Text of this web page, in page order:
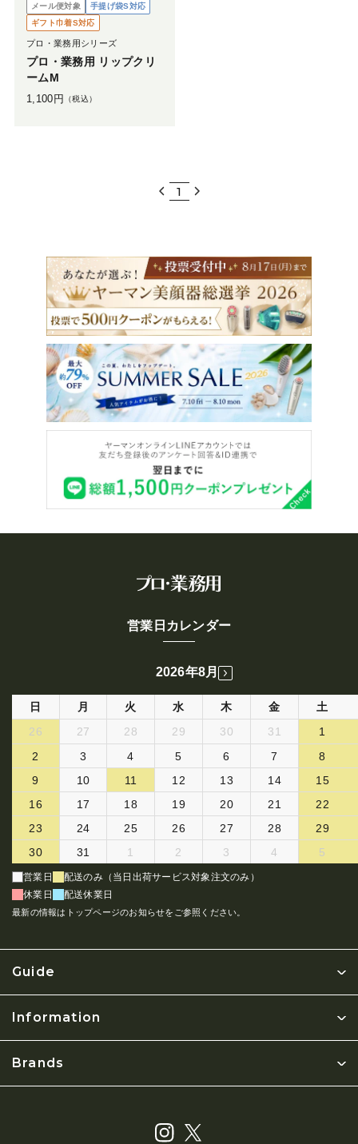
メール便対象
手提げ袋S対応
ギフト巾着S対応
プロ・業務用シリーズ
プロ・業務用 リップクリ
ームM
1,100 円 （税込）
1
Guide
Information
Brands
営業日カレンダー
2026年8月
日 月 火 水 木 金
土
26
27 28 29 30 31
1
2
3 4 5 6 7
8
9
10 11 12 13 14
15
16
17 18 19 20 21
22
23
24 25 26 27 28
29
30
31 1 2 3 4 5
営業日
配送のみ（当日出荷サービス対象注文のみ）
休業日
配送休業日
最新の情報はトップページのお知らせをご参照ください。